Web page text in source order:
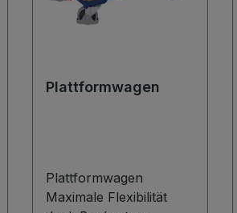
Plattformwagen
Plattformwagen
Maximale Flexibilität